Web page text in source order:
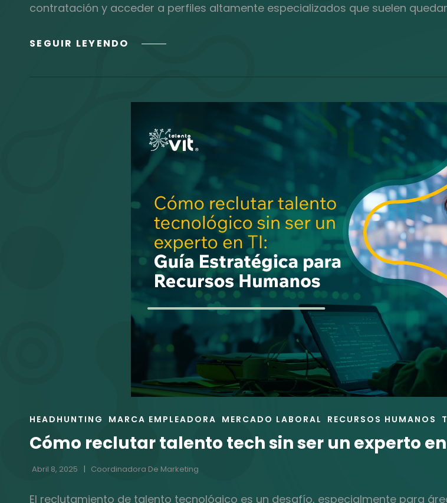
contratación y acceder a perfiles altamente especializados que suelen
SEGUIR LEYENDO NEURODIVERSIDAD
ROI
VENTAJA
COGNITIVA
ENLACES
LAS
HEADHUNTING MARCA EMPLEADORA MERCADO LABORAL RECURSOS HUMANOS
Cómo reclutar talento tech sin ser un experto
Abril 8, 2025 Coordinadora De Marketing
El reclutamiento de talento tecnológico es un desafío, especialmente para